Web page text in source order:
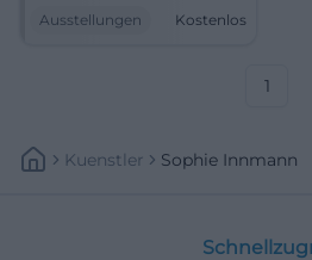
Eintritt frei und Programm
Ausstellungen Kostenlos
1
Kuenstler Sophie Innmann